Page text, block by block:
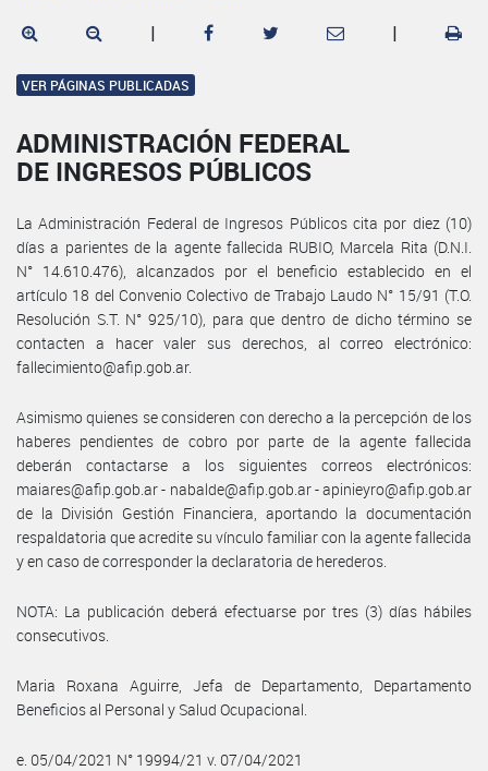
| |
VER PÁGINAS PUBLICADAS
ADMINISTRACIÓN FEDERAL
DE INGRESOS PÚBLICOS
La Administración Federal de Ingresos Públicos cita por diez (10)
días a parientes de la agente fallecida RUBIO, Marcela Rita (D.N.I.
N° 14.610.476), alcanzados por el beneficio establecido en el
artículo 18 del Convenio Colectivo de Trabajo Laudo N° 15/91 (T.O.
Resolución S.T. N° 925/10), para que dentro de dicho término se
contacten a hacer valer sus derechos, al correo electrónico:
fallecimiento@afip.gob.ar.
Asimismo quienes se consideren con derecho a la percepción de los
haberes pendientes de cobro por parte de la agente fallecida
deberán contactarse a los siguientes correos electrónicos:
maiares@afip.gob.ar - nabalde@afip.gob.ar - apinieyro@afip.gob.ar
de la División Gestión Financiera, aportando la documentación
respaldatoria que acredite su vínculo familiar con la agente fallecida
y en caso de corresponder la declaratoria de herederos.
NOTA: La publicación deberá efectuarse por tres (3) días hábiles
consecutivos.
Maria Roxana Aguirre, Jefa de Departamento, Departamento
Beneficios al Personal y Salud Ocupacional.
e. 05/04/2021 N° 19994/21 v. 07/04/2021